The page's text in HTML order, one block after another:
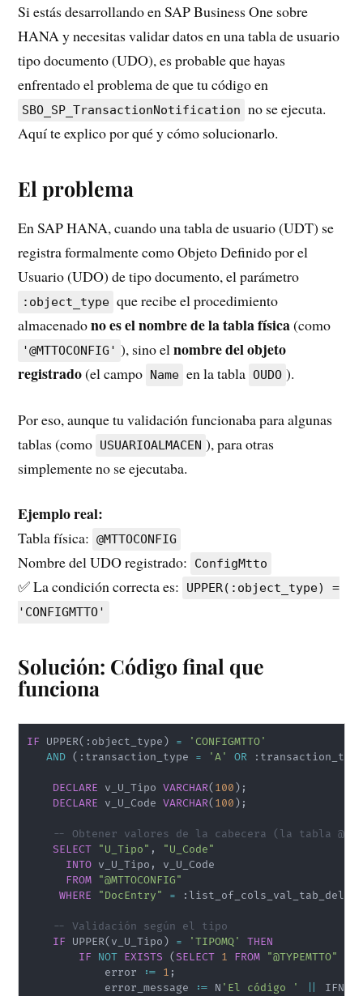
Si estás desarrollando en SAP Business One sobre
HANA y necesitas validar datos en una tabla de usuario
tipo documento (UDO), es probable que hayas
enfrentado el problema de que tu código en
SBO_SP_TransactionNotification no se ejecuta.
Aquí te explico por qué y cómo solucionarlo.
El problema
En SAP HANA, cuando una tabla de usuario (UDT) se
registra formalmente como Objeto Definido por el
Usuario (UDO) de tipo documento, el parámetro
:object_type que recibe el procedimiento
almacenadono es el nombre de la tabla física(como
'@MTTOCONFIG' ), sino elnombre del objeto
registrado(el campo Name en la tabla OUDO ).
Por eso, aunque tu validación funcionaba para algunas
tablas (como USUARIOALMACEN ), para otras
simplemente no se ejecutaba.
Ejemplo real:
Tabla física: @MTTOCONFIG
Nombre del UDO registrado: ConfigMtto
✅ La condición correcta es:
UPPER(:object_type) =
'CONFIGMTTO'
Solución: Código final que
funciona
IF UPPER( :object_type ) =
'CONFIGMTTO'
AND ( :transaction_type = 'A' OR
DECLARE v_U_Tipo VARCHAR( 100 ) ;
DECLARE v_U_Code VARCHAR( 100 ) ;
-- Obtener valores de la cabecera (la tabla
SELECT
"U_Tipo" ,
"U_Code"
INTO v_U_Tipo ,
v_U_Code
FROM
"@MTTOCONFIG"
WHERE
"DocEntry" = :list_of_cols_val_tab_del
-- Validación según el tipo
IF UPPER( v_U_Tipo ) = 'TIPOMQ'
THEN
IF
NOT EXISTS ( SELECT 1 FROM "@TYPEMTTO"
            error :
= 1 ;
            error_message :
= N 'El código '